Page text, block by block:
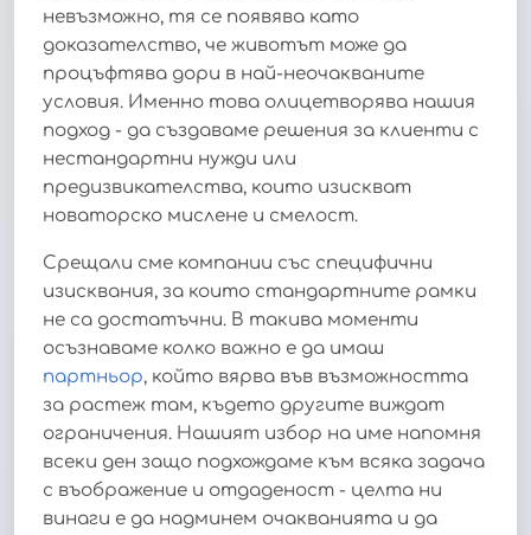
невъзможно, тя се появява като
доказателство, че животът може да
процъфтява дори в най-неочакваните
условия. Именно това олицетворява нашия
подход - да създаваме решения за клиенти с
нестандартни нужди или
предизвикателства, които изискват
новаторско мислене и смелост.
Срещали сме компании със специфични
изисквания, за които стандартните рамки
не са достатъчни. В такива моменти
осъзнаваме колко важно е да имаш
партньор, който вярва във възможността
за растеж там, където другите виждат
ограничения. Нашият избор на име напомня
всеки ден защо подхождаме към всяка задача
с въображение и отдаденост - целта ни
винаги е да надминем очакванията и да